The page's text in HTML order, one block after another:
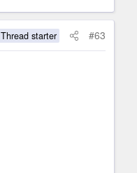
Thread starter #63